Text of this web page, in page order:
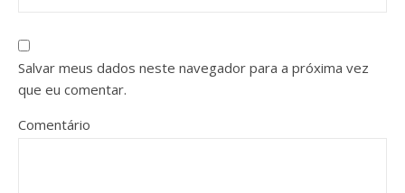
Salvar meus dados neste navegador para a próxima vez
que eu comentar.
Comentário